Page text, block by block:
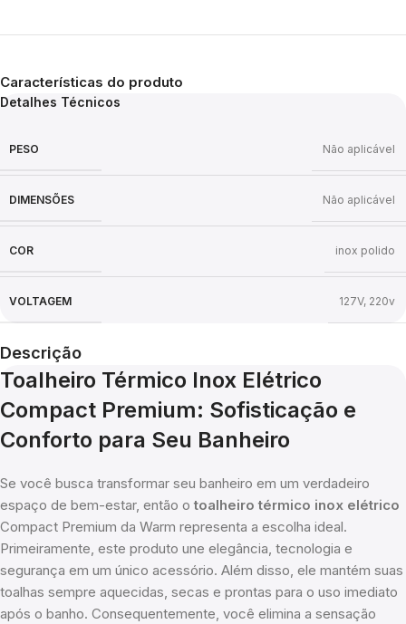
Características do produto
Detalhes Técnicos
PESO Não aplicável
DIMENSÕES Não aplicável
COR inox polido
VOLTAGEM 127V, 220v
Descrição
Toalheiro Térmico Inox Elétrico
Compact Premium: Sofisticação e
Conforto para Seu Banheiro
Se você busca transformar seu banheiro em um verdadeiro
espaço de bem-estar, então o toalheiro térmico inox elétrico
Compact Premium da Warm representa a escolha ideal.
Primeiramente, este produto une elegância, tecnologia e
segurança em um único acessório. Além disso, ele mantém suas
toalhas sempre aquecidas, secas e prontas para o uso imediato
após o banho. Consequentemente, você elimina a sensação